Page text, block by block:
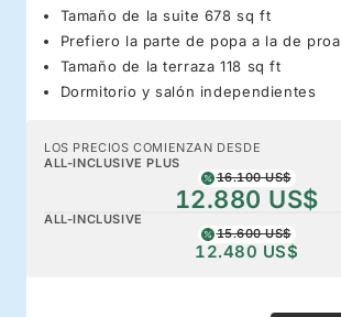
Tamaño de la suite 678 sq ft
Prefiero la parte de popa a la de proa
Tamaño de la terraza 118 sq ft
Dormitorio y salón independientes
LOS PRECIOS COMIENZAN DESDE
ALL-INCLUSIVE PLUS
16.100 US$
12.880 US$
ALL-INCLUSIVE
15.600 US$
12.480 US$